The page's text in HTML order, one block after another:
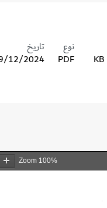
نوع
PDF
تاريخ
12/2024
Zoom 100%